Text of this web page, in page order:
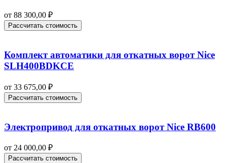
от 88 300,00 ₽
Рассчитать стоимость
Комплект автоматики для откатных ворот Nice
SLH400BDKCE
от 33 675,00 ₽
Рассчитать стоимость
Электропривод для откатных ворот Nice RB600
от 24 000,00 ₽
Рассчитать стоимость